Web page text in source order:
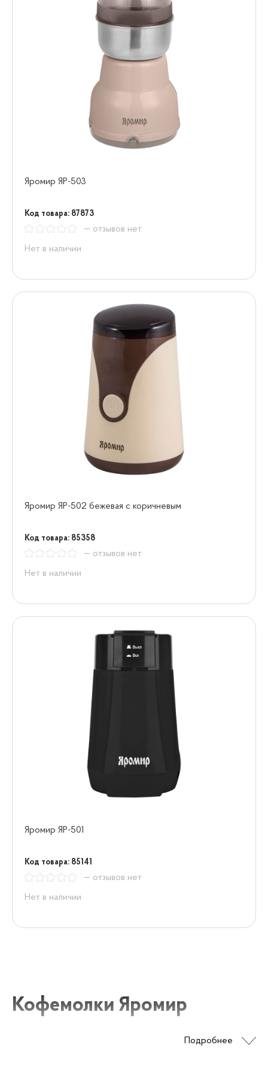
Яромир ЯР-503
Код товара: 87873
— отзывов нет
Нет в наличии
Яромир ЯР-502 бежевая с коричневым
Код товара: 85358
— отзывов нет
Нет в наличии
Яромир ЯР-501
Код товара: 85141
— отзывов нет
Нет в наличии
Подробнее
Кофемолки Яромир
Кофемолки Яромир представляют собой идеальное